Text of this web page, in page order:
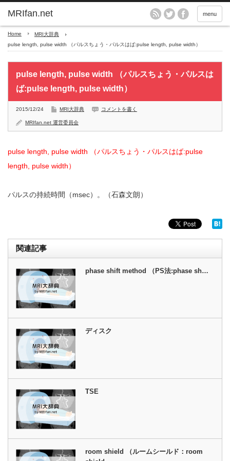
MRIfan.net menu
Home
MRI大辞典
pulse length, pulse width （パルスちょう・パルスはば:pulse length, pulse width）
pulse length, pulse width （パルスちょう・パルスは
ば:pulse length, pulse width）
2015/12/24 MRI大辞典 コメントを書く
MRIfan.net 運営委員会
pulse length, pulse width （パルスちょう・パルスはば:pulse
length, pulse width）
パルスの持続時間（msec）。（石森文朗）
関連記事
phase shift method （PS法:phase sh…
ディスク
TSE
room shield （ルームシールド：room